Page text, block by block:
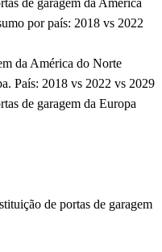
de garagem da América
por país: 2018 vs 2022
da América do Norte
País: 2018 vs 2022 vs 2029
de garagem da Europa
de portas de garagem